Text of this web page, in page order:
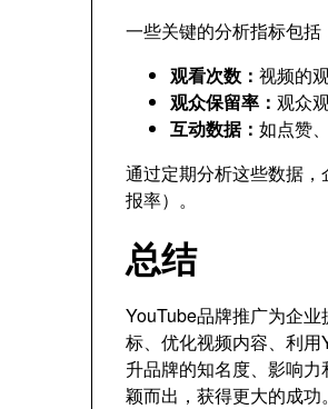
一些关键的分析指标包括
观看次数： 视频的
观众保留率： 观众
互动数据： 如点赞
通过定期分析这些数据
报率）。
总结
YouTube品牌推广为企
标、优化视频内容、利
升品牌的知名度、影响
颖而出，获得更大的成功。